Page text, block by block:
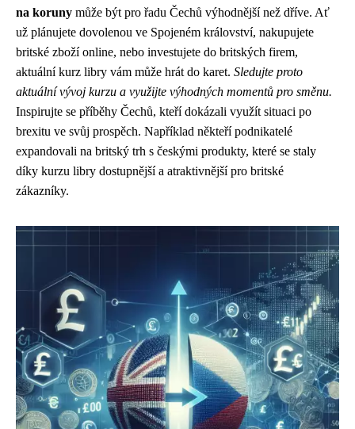
na koruny může být pro řadu Čechů výhodnější než dříve. Ať
už plánujete dovolenou ve Spojeném království, nakupujete
britské zboží online, nebo investujete do britských firem,
aktuální kurz libry vám může hrát do karet. Sledujte proto
aktuální vývoj kurzu a využijte výhodných momentů pro směnu.
Inspirujte se příběhy Čechů, kteří dokázali využít situaci po
brexitu ve svůj prospěch. Například někteří podnikatelé
expandovali na britský trh s českými produkty, které se staly
díky kurzu libry dostupnější a atraktivnější pro britské
zákazníky.